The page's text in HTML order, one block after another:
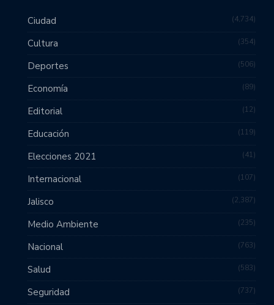
Ciudad 4,734
Cultura 354
Deportes 506
Economía 89
Editorial 12
Educación 119
Elecciones 2021 41
Internacional 107
Jalisco 2,387
Medio Ambiente 235
Nacional 763
Salud 583
Seguridad 737